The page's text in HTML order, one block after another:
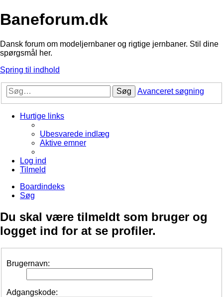
Baneforum.dk
Dansk forum om modeljernbaner og rigtige jernbaner. Stil dine
spørgsmål her.
Spring til indhold
Søg Avanceret søgning
Hurtige links
Ubesvarede indlæg
Aktive emner
Log ind
Tilmeld
Boardindeks
Søg
Du skal være tilmeldt som bruger og
logget ind for at se profiler.
Brugernavn:
Adgangskode: